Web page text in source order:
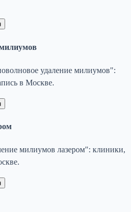
удаление милиумов":
в Москве.
милиумов лазером": клиники,